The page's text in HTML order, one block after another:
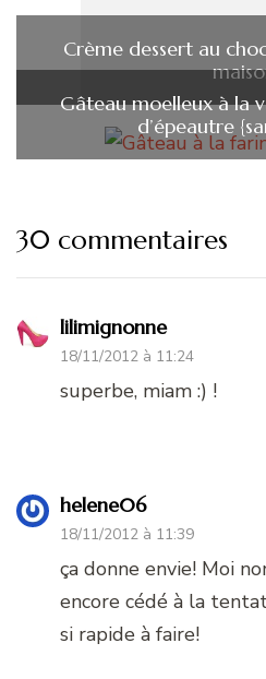
Crème dessert au
Gâteau moelleux à la
d’épeautre
30 commentaires
lilimignonne
18/11/2012 à 11:24
superbe, miam :) !
helene06
18/11/2012 à 11:39
ça donne envie! Moi
encore cédé à la
si rapide à faire!